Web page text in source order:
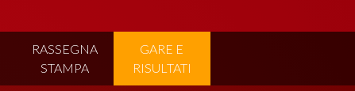
RASSEGNA
STAMPA
GARE E
RISULTATI